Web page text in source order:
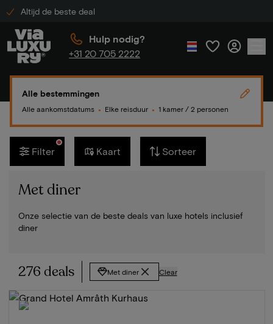
Altijd de beste deal
Hulp nodig?
+31 20 705 2222
Alle bestemmingen
Alle aankomstdatums ● Elke reisduur ● 1 kamer / 2 personen
Filter Kaart Sorteer
Met diner
Onze selectie van de beste deals van luxe hotels inclusief
diner
276 deals Met diner Clear